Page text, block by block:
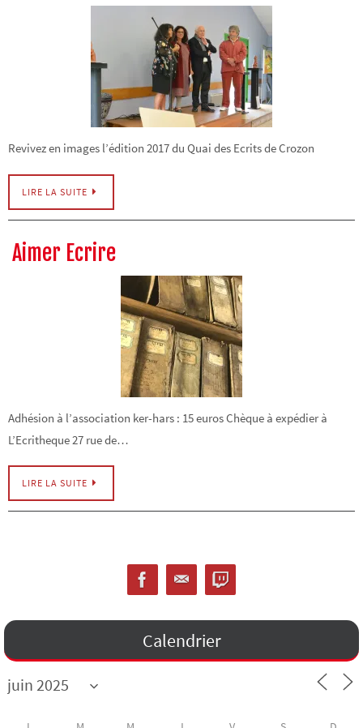
Revivez en images l’édition 2017 du Quai des Ecrits de Crozon
LIRE LA SUITE
Aimer Ecrire
Adhésion à l’association ker-hars : 15 euros Chèque à expédier à
L’Ecritheque 27 rue de…
LIRE LA SUITE
Calendrier